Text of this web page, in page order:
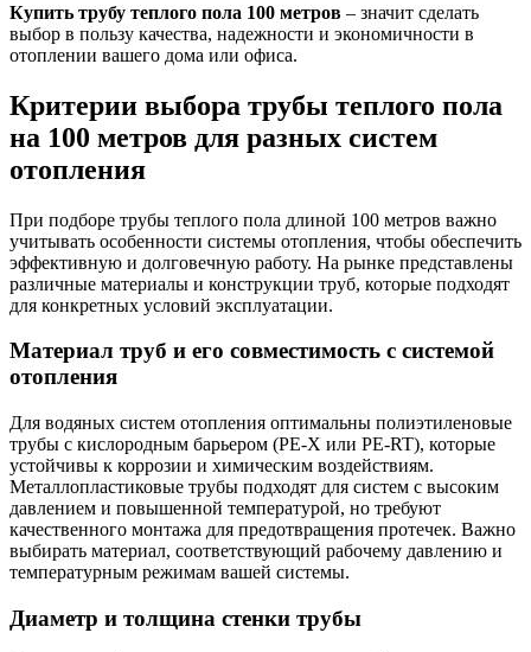
Купить трубу теплого пола 100 метров – значит сделать
выбор в пользу качества, надежности и экономичности в
отоплении вашего дома или офиса.
Критерии выбора трубы теплого пола
на 100 метров для разных систем
отопления
При подборе трубы теплого пола длиной 100 метров важно
учитывать особенности системы отопления, чтобы обеспечить
эффективную и долговечную работу. На рынке представлены
различные материалы и конструкции труб, которые подходят
для конкретных условий эксплуатации.
Материал труб и его совместимость с системой
отопления
Для водяных систем отопления оптимальны полиэтиленовые
трубы с кислородным барьером (PE-X или PE-RT), которые
устойчивы к коррозии и химическим воздействиям.
Металлопластиковые трубы подходят для систем с высоким
давлением и повышенной температурой, но требуют
качественного монтажа для предотвращения протечек. Важно
выбирать материал, соответствующий рабочему давлению и
температурным режимам вашей системы.
Диаметр и толщина стенки трубы